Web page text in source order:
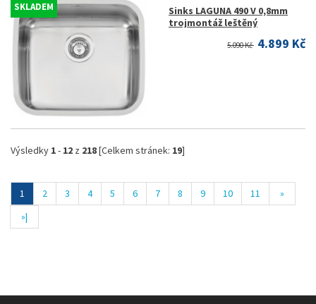
SKLADEM
Sinks LAGUNA 490 V 0,8mm
trojmontáž leštěný
5.090 Kč 4.899 Kč
Výsledky 1- 12 z 218[Celkem stránek: 19]
1 2 3 4 5 6 7 8 9 10 11
»
»|